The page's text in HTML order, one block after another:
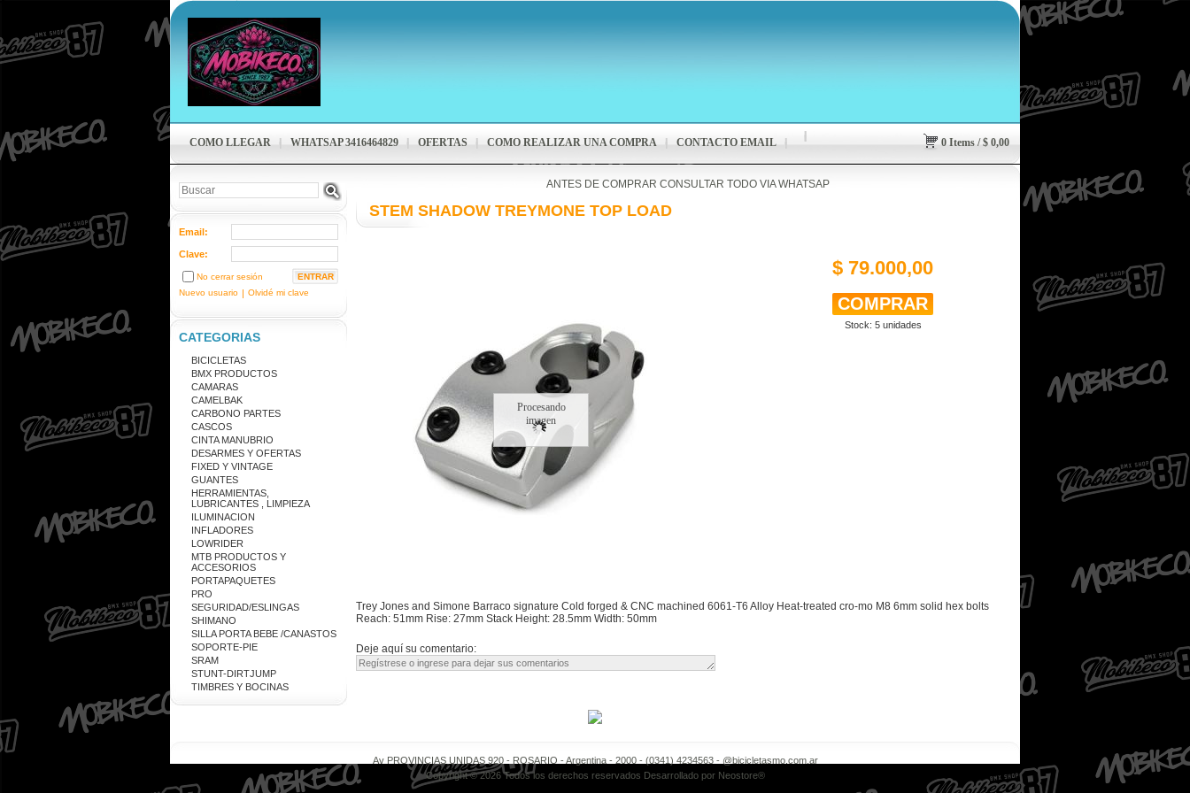
0 Items/ $ 0,00
COMO LLEGAR WHATSAP 3416464829 OFERTAS COMO REALIZAR UNA COMPRA CONTACTO EMAIL
Email:
Clave:
No cerrar sesión
Nuevo usuario | Olvidé mi clave
CATEGORIAS
BICICLETAS
BMX PRODUCTOS
CAMARAS
CAMELBAK
CARBONO PARTES
CASCOS
CINTA MANUBRIO
DESARMES Y OFERTAS
FIXED Y VINTAGE
GUANTES
HERRAMIENTAS,
LUBRICANTES , LIMPIEZA
ILUMINACION
INFLADORES
LOWRIDER
MTB PRODUCTOS Y
ACCESORIOS
PORTAPAQUETES
PRO
SEGURIDAD/ESLINGAS
SHIMANO
SILLA PORTA BEBE /CANASTOS
SOPORTE-PIE
SRAM
STUNT-DIRTJUMP
TIMBRES Y BOCINAS
ANTES DE COMPRAR CONSULTAR TODO VIA WHATSAP
STEM SHADOW TREYMONE TOP LOAD
Procesando
imagen
$ 79.000,00
Stock: 5unidades
Trey Jones and Simone Barraco signature Cold forged & CNC machined 6061-T6 Alloy Heat-treated cro-mo M8 6mm solid hex bolts
Reach: 51mm Rise: 27mm Stack Height: 28.5mm Width: 50mm
Deje aquí su comentario:
Av PROVINCIAS UNIDAS 920 - ROSARIO - Argentina - 2000 - (0341) 4234563 - @bicicletasmo.com.ar
Copyright © 2026 Todos los derechos reservados Desarrollado por Neostore®